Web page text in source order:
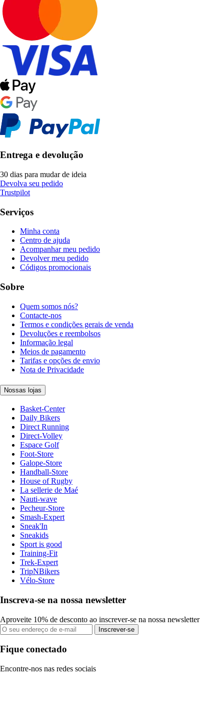
Entrega e devolução
30 dias para mudar de ideia
Devolva seu pedido
Trustpilot
Serviços
Minha conta
Centro de ajuda
Acompanhar meu pedido
Devolver meu pedido
Códigos promocionais
Sobre
Quem somos nós?
Contacte-nos
Termos e condições gerais de venda
Devoluções e reembolsos
Informação legal
Meios de pagamento
Tarifas e opções de envio
Nota de Privacidade
Nossas lojas
Basket-Center
Daily Bikers
Direct Running
Direct-Volley
Espace Golf
Foot-Store
Galope-Store
Handball-Store
House of Rugby
La sellerie de Maé
Nauti-wave
Pecheur-Store
Smash-Expert
Sneak'In
Sneakids
Sport is good
Training-Fit
Trek-Expert
TripNBikers
Vélo-Store
Inscreva-se na nossa newsletter
Aproveite 10% de desconto ao inscrever-se na nossa newsletter
Inscrever-se
Fique conectado
Encontre-nos nas redes sociais